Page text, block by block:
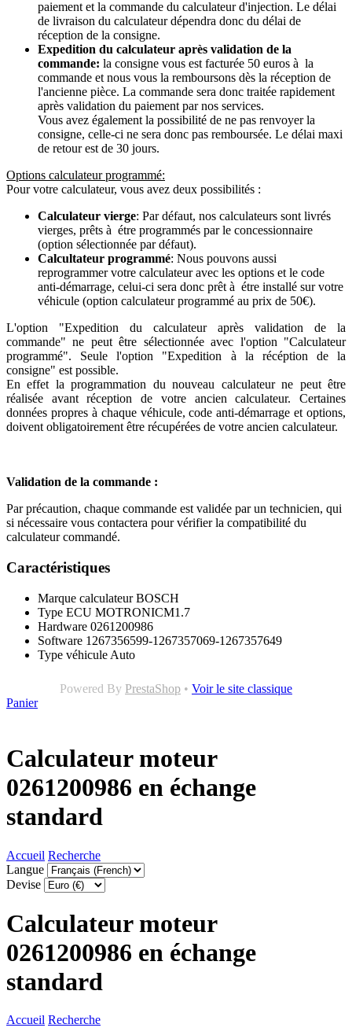
paiement et la commande du calculateur d'injection. Le délai
de livraison du calculateur dépendra donc du délai de
réception de la consigne.
Expedition du calculateur après validation de la
commande: la consigne vous est facturée 50 euros à la
commande et nous vous la remboursons dès la réception de
l'ancienne pièce. La commande sera donc traitée rapidement
après validation du paiement par nos services.
Vous avez également la possibilité de ne pas renvoyer la
consigne, celle-ci ne sera donc pas remboursée. Le délai maxi
de retour est de 30 jours.
Options calculateur programmé:
Pour votre calculateur, vous avez deux possibilités :
Calculateur vierge: Par défaut, nos calculateurs sont livrés
vierges, prêts à étre programmés par le concessionnaire
(option sélectionnée par défaut).
Calcultateur programmé: Nous pouvons aussi
reprogrammer votre calculateur avec les options et le code
anti-démarrage, celui-ci sera donc prêt à étre installé sur votre
véhicule (option calculateur programmé au prix de 50€).
L'option "Expedition du calculateur après validation de la
commande" ne peut être sélectionnée avec l'option "Calculateur
programmé". Seule l'option "Expedition à la récéption de la
consigne" est possible.
En effet la programmation du nouveau calculateur ne peut être
réalisée avant réception de votre ancien calculateur. Certaines
données propres à chaque véhicule, code anti-démarrage et options,
doivent obligatoirement être récupérées de votre ancien calculateur.
Validation de la commande :
Par précaution, chaque commande est validée par un technicien, qui
si nécessaire vous contactera pour vérifier la compatibilité du
calculateur commandé.
Caractéristiques
Marque calculateur BOSCH
Type ECU MOTRONICM1.7
Hardware 0261200986
Software 1267356599-1267357069-1267357649
Type véhicule Auto
Powered By PrestaShop • Voir le site classique
Panier
Calculateur moteur
0261200986 en échange
standard
Accueil Recherche
Langue
Devise
Calculateur moteur
0261200986 en échange
standard
Accueil Recherche